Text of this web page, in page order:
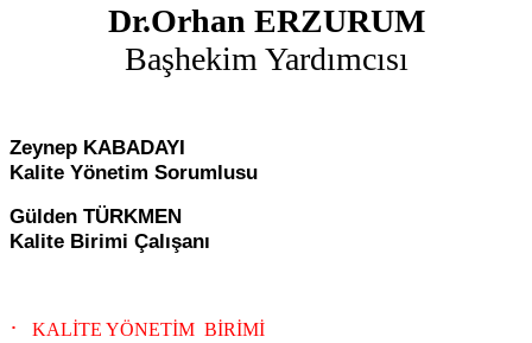
Dr.Orhan ERZURUM
Başhekim Yardımcısı
Zeynep KABADAYI
Kalite Yönetim Sorumlusu
Gülden TÜRKMEN
Kalite Birimi Çalışanı
· KALİTE YÖNETİM BİRİMİ